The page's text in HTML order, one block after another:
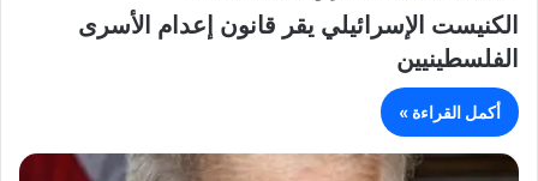
الكنيست الإسرائيلي يقر قانون إعدام الأسرى
الفلسطينيين
أكمل القراءة »